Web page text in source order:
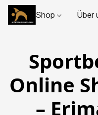
Shop Über
Online
–